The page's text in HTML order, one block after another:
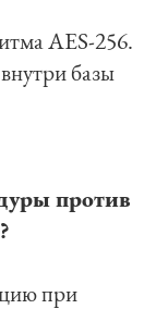
AES-256.
базы
против